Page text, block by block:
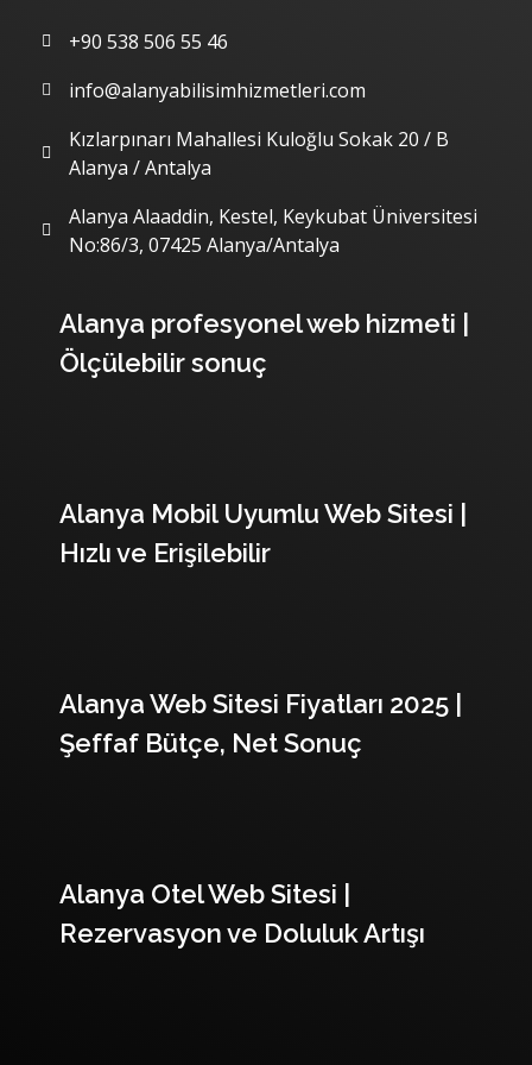
+90 538 506 55 46
info@alanyabilisimhizmetleri.com
Kızlarpınarı Mahallesi Kuloğlu Sokak 20 / B
Alanya / Antalya
Alanya Alaaddin, Kestel, Keykubat Üniversitesi
No:86/3, 07425 Alanya/Antalya
Alanya profesyonel web hizmeti |
Ölçülebilir sonuç
Alanya Mobil Uyumlu Web Sitesi |
Hızlı ve Erişilebilir
Alanya Web Sitesi Fiyatları 2025 |
Şeffaf Bütçe, Net Sonuç
Alanya Otel Web Sitesi |
Rezervasyon ve Doluluk Artışı